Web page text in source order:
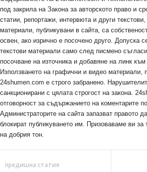
под закрила на Закона за авторското право и
статии, репортажи, интервюта и други
материали, публикувани в сайта, са
освен, ако изрично е посочено друго. Допуска
текстови материали само след писмено
посочване на източника и добавяне на линк към
Използването на графични и видео материали,
24shumen.com е строго забранено.
санкционирани с цялата строгост на закона.
отговорност за съдържанието на коментарите
Администраторите на сайта запазват правото
блокират публикуването им. Призоваваме ви за
на добрия тон.
предишна статия